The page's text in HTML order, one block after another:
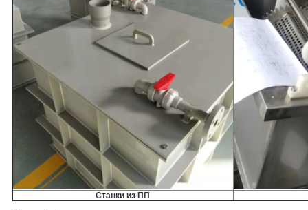
Станки из ПП